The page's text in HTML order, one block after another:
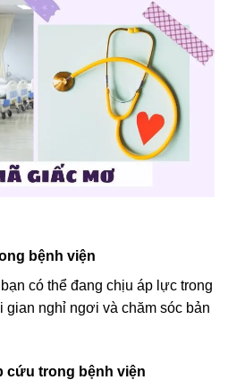
bệnh viện
có thể đang chịu áp lực trong
gian nghỉ ngơi và chăm sóc bản
cứu trong bệnh viện